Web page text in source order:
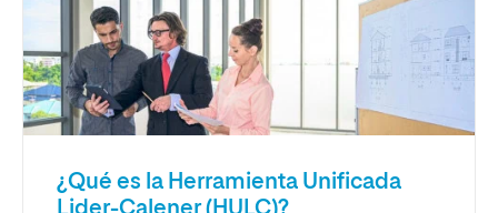
¿Qué es la Herramienta Unificada
Lider-Calener (HULC)?